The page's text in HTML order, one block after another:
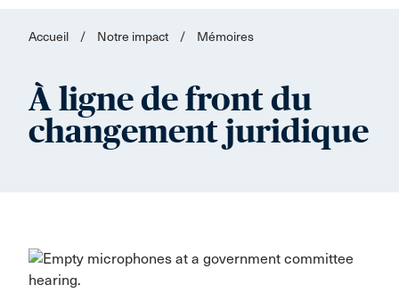
Accueil / Notre impact / Mémoires
À ligne de front du
changement juridique